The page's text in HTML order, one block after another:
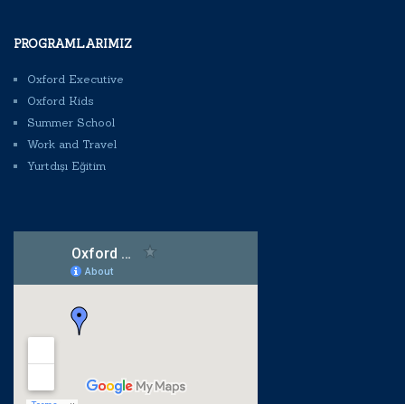
PROGRAMLARIMIZ
Oxford Executive
Oxford Kids
Summer School
Work and Travel
Yurtdışı Eğitim